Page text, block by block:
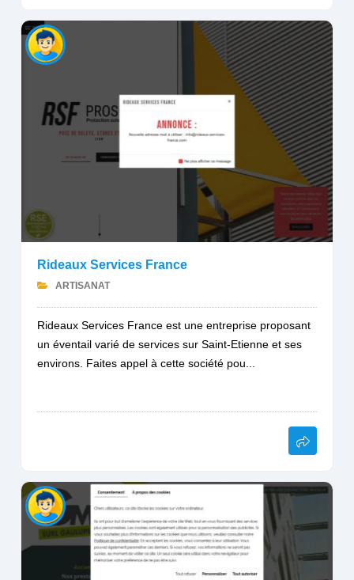
Rideaux Services France
ARTISANAT
Rideaux Services France est une entreprise proposant
un éventail varié de services sur Saint-Etienne et ses
environs. Faites appel à cette société pou...